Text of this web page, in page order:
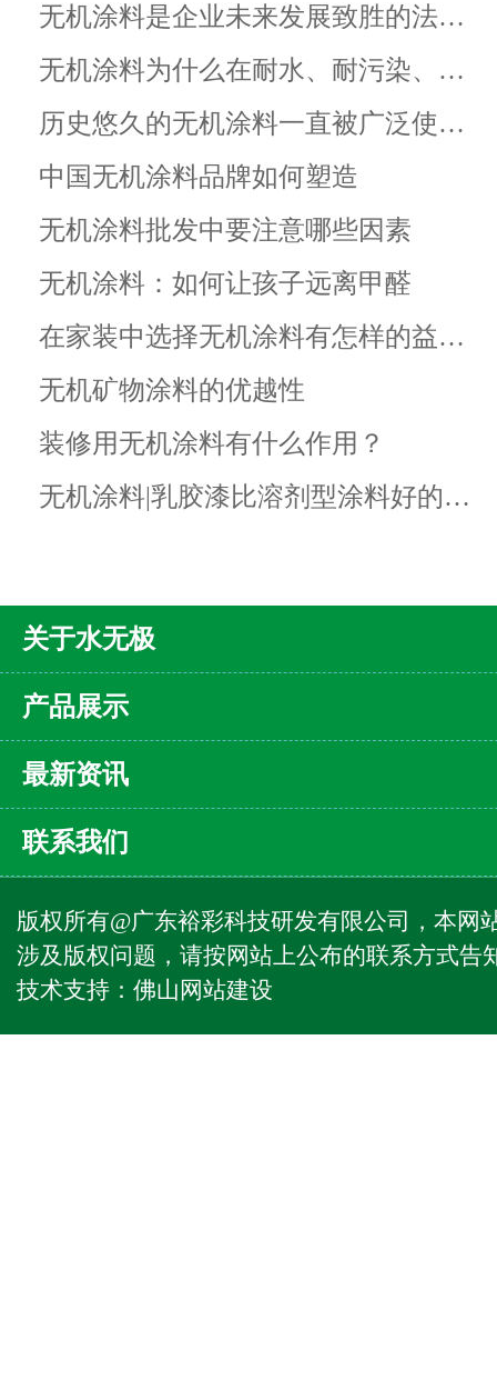
无机涂料是企业未来发展致胜的法…
无机涂料为什么在耐水、耐污染、…
历史悠久的无机涂料一直被广泛使…
中国无机涂料品牌如何塑造
无机涂料批发中要注意哪些因素
无机涂料：如何让孩子远离甲醛
在家装中选择无机涂料有怎样的益…
无机矿物涂料的优越性
装修用无机涂料有什么作用？
无机涂料|乳胶漆比溶剂型涂料好的…
关于水无极
产品展示
最新资讯
联系我们
版权所有@广东裕彩科技研发有限公司，本网
涉及版权问题，请按网站上公布的联系方式告
技术支持： 佛山网站建设